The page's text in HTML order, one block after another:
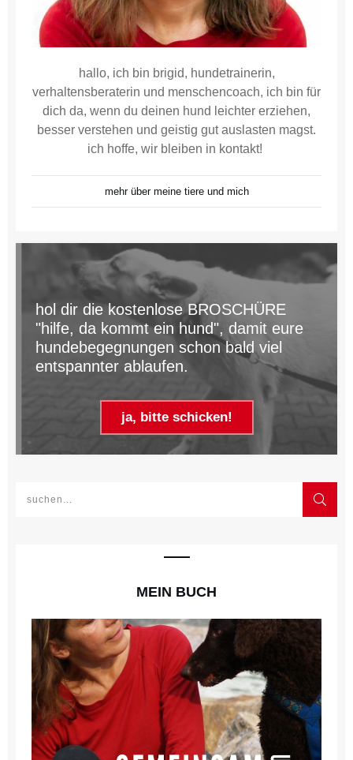
hallo, ich bin brigid, hundetrainerin,
verhaltensberaterin und menschencoach, ich bin für
dich da, wenn du deinen hund leichter erziehen,
besser verstehen und geistig gut auslasten magst.
ich hoffe, wir bleiben in kontakt!
mehr über meine tiere und mich
hol dir die kostenlose BROSCHÜRE
"hilfe, da kommt ein hund", damit eure
hundebegegnungen schon bald viel
entspannter ablaufen.
ja, bitte schicken!
MEIN BUCH